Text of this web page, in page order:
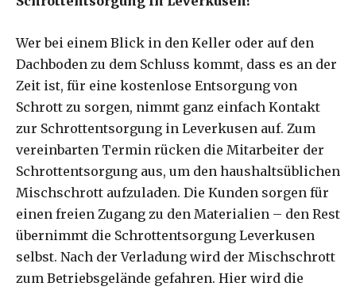
Wer bei einem Blick in den Keller oder auf den
Dachboden zu dem Schluss kommt, dass es an der
Zeit ist, für eine kostenlose Entsorgung von
Schrott zu sorgen, nimmt ganz einfach Kontakt
zur Schrottentsorgung in Leverkusen auf. Zum
vereinbarten Termin rücken die Mitarbeiter der
Schrottentsorgung aus, um den haushaltsüblichen
Mischschrott aufzuladen. Die Kunden sorgen für
einen freien Zugang zu den Materialien – den Rest
übernimmt die Schrottentsorgung Leverkusen
selbst. Nach der Verladung wird der Mischschrott
zum Betriebsgelände gefahren. Hier wird die